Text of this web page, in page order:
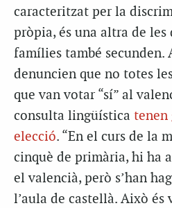
caracteritzat per la
pròpia, és una altra de les
famílies també secunden.
denuncien que no totes
que van votar “sí” al
consulta lingüística tenen
elecció. “En el curs de la
cinquè de primària, hi ha
el valencià, però s’han
l’aula de castellà. Això és